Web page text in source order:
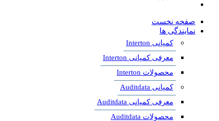
صفحه نخست
نمایندگی ها
کمپانی Interton
معرفی کمپانی Interton
محصولات Interton
کمپانی Auditdata
معرفی کمپانی Auditdata
محصولات Auditdata